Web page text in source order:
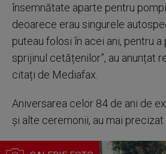
însemnătate aparte pentru
deoarece erau singurele
puteau folosi în acei ani, pentru a
sprijinul cetățenilor”, au anunțat
citați de Mediafax.
Aniversarea celor 84 de ani de
și alte ceremonii, au mai precizat